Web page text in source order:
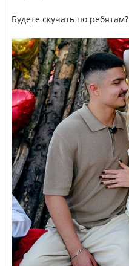
Будете скучать по ребятам?